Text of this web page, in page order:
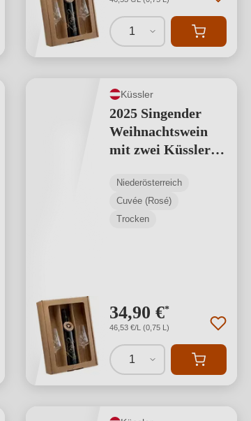
1
Küssler
2025 Singender
Weihnachtswein
mit zwei Küssler-
Niederösterreich
Cuvée (Rosé)
Trocken
34,90 €*
46,53 €/L (0,75 L)
1